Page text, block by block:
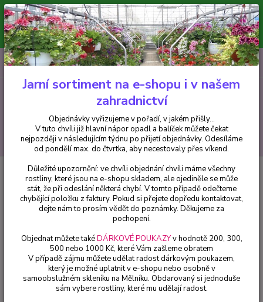
Minimální hodnota pro odeslání z e-shopu je 300 Kč.
V tuto chvíli již hlavní nápor objednávek opadl a balíček můžete čekat
nejpozději v následujícím týdnu po přijetí objednávky. Objednávky
vyřizujeme v pořadí, v jakém přišly...
CZK
Hledat
+420 602 223 614 0ks
za0 Kč
Balkónové rostliny
Oleandr Nerium Agnes Campbell - cena na
prodejně
Oleandr Nerium Agnes Campbell
- cena na prodejně
Jarní sortiment na e-shopu i v našem
zahradnictví
Objednávky vyřizujeme v pořadí, v jakém přišly...
V tuto chvíli již hlavní nápor opadl a balíček můžete čekat
nejpozději v následujícím týdnu po přijetí objednávky. Odesíláme
od pondělí max. do čtvrtka, aby necestovaly přes víkend.
Důležité upozornění: ve chvíli objednání chvíli máme všechny
rostliny, které jsou na e-shopu skladem, ale ojediněle se může
stát, že při odeslání některá chybí. V tomto případě odečteme
chybějící položku z faktury. Pokud si přejete dopředu kontaktovat,
dejte nám to prosím vědět do poznámky. Děkujeme za
pochopení.
Objednat můžete takéDÁRKOVÉ POUKAZYv hodnotě 200, 300,
500 nebo 1000 Kč, které Vám zašleme obratem
V případě zájmu můžete udělat radost dárkovým poukazem,
který je možné uplatnit v e-shopu nebo osobně v
samoobslužném skleníku na Mělníku. Obdarovaný si jednoduše
sám vybere rostliny, které mu udělají radost.